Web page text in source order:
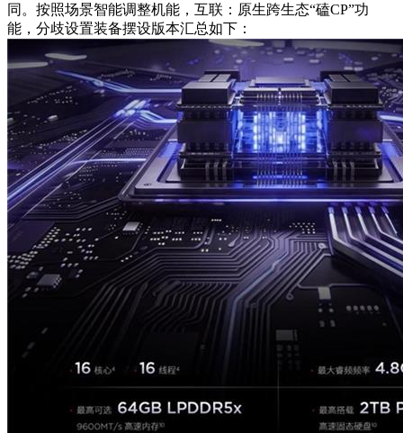
同。按照场景智能调整机能，互联：原生跨生态“磕CP”功
能，分歧设置装备摆设版本汇总如下：